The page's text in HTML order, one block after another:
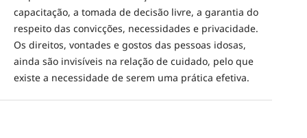
capacitação, a tomada de decisão livre, a garantia do
respeito das convicções, necessidades e privacidade.
Os direitos, vontades e gostos das pessoas idosas,
ainda são invisíveis na relação de cuidado, pelo que
existe a necessidade de serem uma prática efetiva.